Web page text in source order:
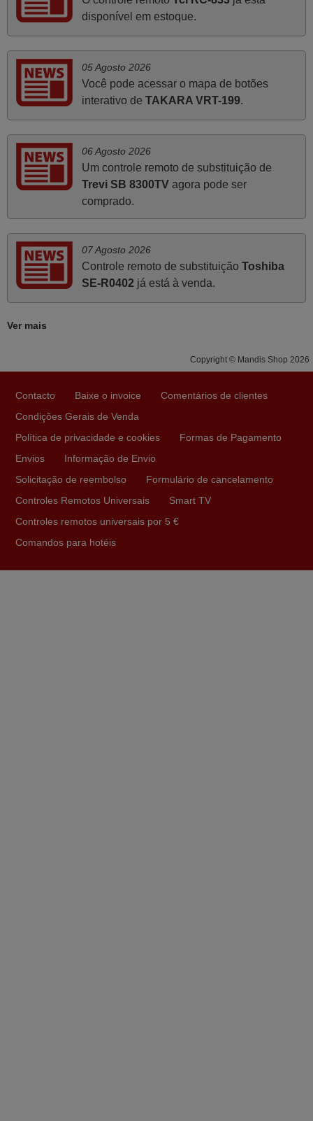
do vosso email supra sobre a minha opinião, quero
deixar aqui o meu testemunho sobre a experiência que
tive com a vossa Empresa durante a minha encomenda
supra: Acolhimento da encomenda, informação ao
cliente, clareza de instruções durante o processo,
qualidade do produto, cumprimento dos prazos A TUDO
ISTO DOU DOU A NOTA MÁXIMA DE 5 ESTRELAS.
Sinceramente, faço votos para que assim continuem, pois
infelizmente vai sendo raro encontrar Empresas cuja
relação online com o cliente seja tão prática e eficiente
como a demonstrada por vós. Apresento os meus
cumprimentos.
Julho 2025
Muito atenciosos. Funciona na perfeição. Obrigado
PORTUGAL
Maio 2025
Bom dia. Estou extremamente satisfeita com o comando
e seu funcionamento perfeito, a rapidez na entrega e a
vossa eficiência no processo. Gostaria de salientar que
como usar o comando sem usar por marca mas
disponível em estoque.
05 Agosto 2026
Você pode acessar o mapa de botões
interativo de TAKARA VRT-199.
06 Agosto 2026
Um controle remoto de substituição de
Trevi SB 8300TVagora pode ser
comprado.
07 Agosto 2026
Controle remoto de substituição Toshiba
SE-R0402já está à venda.
Ver mais
Copyright © Mandis Shop 2026
Contacto Baixe o invoice
Comentários de clientes
Condições Gerais de Venda
Política de privacidade e cookies
Formas de Pagamento
Envios
Informação de Envio
Solicitação de reembolso
Formulário de cancelamento
Controles Remotos Universais
Smart TV
Controles remotos universais por 5 €
Comandos para hotéis